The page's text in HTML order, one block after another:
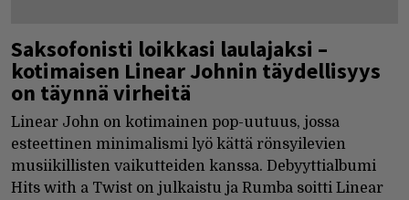
Saksofonisti loikkasi laulajaksi –
kotimaisen Linear Johnin täydellisyys
on täynnä virheitä
Linear John on kotimainen pop-uutuus, jossa
esteettinen minimalismi lyö kättä rönsyilevien
musiikillisten vaikutteiden kanssa. Debyyttialbumi
Hits with a Twist on julkaistu ja Rumba soitti Linear